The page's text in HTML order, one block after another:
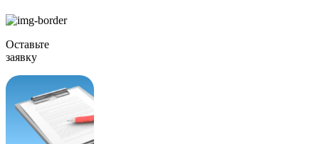
Оставьте
заявку